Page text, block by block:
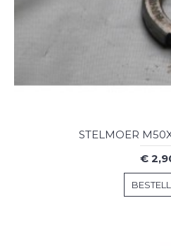
STELMOER
€